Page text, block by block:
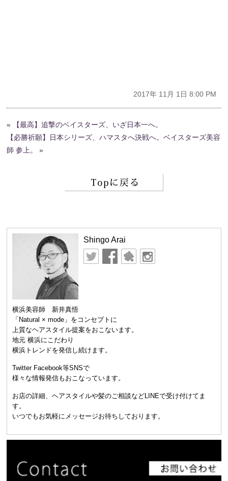
2017年 11月 1日 8:00 PM
«
【最高】追撃のベイスターズ、いざ日本一へ。
【必勝祈願】日本シリーズ、ハマスタへ決戦へ。ベイスターズ美容
師 参上。
»
Shingo Arai
横浜美容師 新井真悟
「Natural × mode」をコンセプトに
上質なヘアスタイル提案をおこないます。
地元 横浜にこだわり
横浜トレンドを発信し続けます。
Twitter Facebook等SNSで
様々な情報発信もおこなっています。
お店の詳細、ヘアスタイルや髪のご相談などLINEで受け付けてま
す。
いつでもお気軽にメッセージお待ちしております。